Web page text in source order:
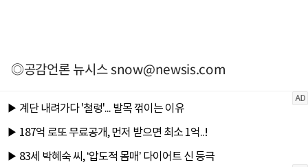
◎공감언론 뉴시스snow@newsis.com